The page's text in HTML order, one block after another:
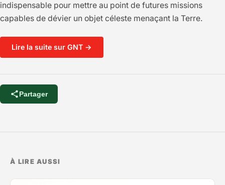
indispensable pour mettre au point de futures missions
capables de dévier un objet céleste menaçant la Terre.
Lire la suite sur GNT →
Partager
À LIRE AUSSI